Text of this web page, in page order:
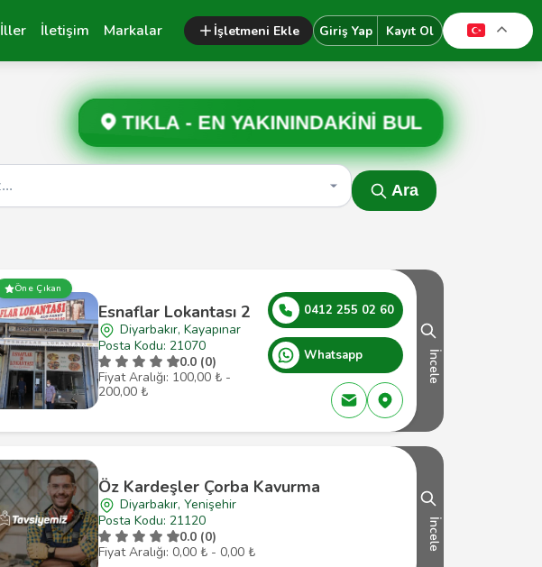
İller İletişim Markalar İşletmeni Ekle Giriş Yap Kayıt Ol
TIKLA - EN YAKININDAKİNİ BUL
Ara
Öne Çıkan
Esnaflar Lokantası 2
Diyarbakır, Kayapınar
Posta Kodu: 21070
0.0 (0)
Fiyat Aralığı: 100,00 ₺ -
200,00 ₺
0412 255 02 60
Whatsapp İncele
Öz Kardeşler Çorba Kavurma
Diyarbakır, Yenişehir
Posta Kodu: 21120
0.0 (0)
Fiyat Aralığı: 0,00 ₺ - 0,00 ₺
İncele